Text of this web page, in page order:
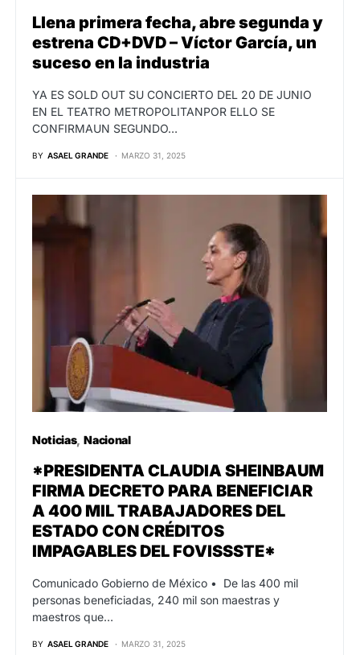
Llena primera fecha, abre segunda y
estrena CD+DVD – Víctor García, un
suceso en la industria
YA ES SOLD OUT SU CONCIERTO DEL 20 DE JUNIO
EN EL TEATRO METROPOLITANPOR ELLO SE
CONFIRMAUN SEGUNDO…
BY ASAEL GRANDE MARZO 31, 2025
Noticias Nacional
*PRESIDENTA CLAUDIA SHEINBAUM
FIRMA DECRETO PARA BENEFICIAR
A 400 MIL TRABAJADORES DEL
ESTADO CON CRÉDITOS
IMPAGABLES DEL FOVISSSTE*
Comunicado Gobierno de México •⁠ ⁠De las 400 mil
personas beneficiadas, 240 mil son maestras y
maestros que…
BY ASAEL GRANDE MARZO 31, 2025